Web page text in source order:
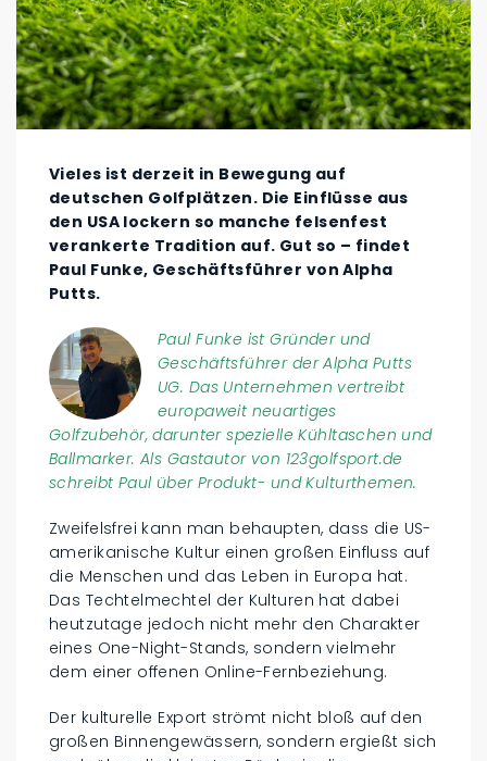
Vieles ist derzeit in Bewegung auf
deutschen Golfplätzen. Die Einflüsse aus
den USA lockern so manche felsenfest
verankerte Tradition auf. Gut so – findet
Paul Funke, Geschäftsführer von Alpha
Putts.
Paul Funke ist Gründer und
Geschäftsführer der Alpha Putts
UG. Das Unternehmen vertreibt
europaweit neuartiges
Golfzubehör, darunter spezielle Kühltaschen und
Ballmarker. Als Gastautor von 123golfsport.de
schreibt Paul über Produkt- und Kulturthemen.
Zweifelsfrei kann man behaupten, dass die US-
amerikanische Kultur einen großen Einfluss auf
die Menschen und das Leben in Europa hat.
Das Techtelmechtel der Kulturen hat dabei
heutzutage jedoch nicht mehr den Charakter
eines One-Night-Stands, sondern vielmehr
dem einer offenen Online-Fernbeziehung.
Der kulturelle Export strömt nicht bloß auf den
großen Binnengewässern, sondern ergießt sich